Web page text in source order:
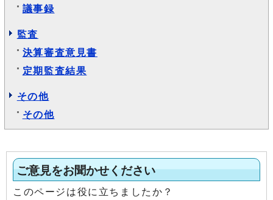
議事録
監査
決算審査意見書
定期監査結果
その他
その他
ご意見をお聞かせください
このページは役に立ちましたか？